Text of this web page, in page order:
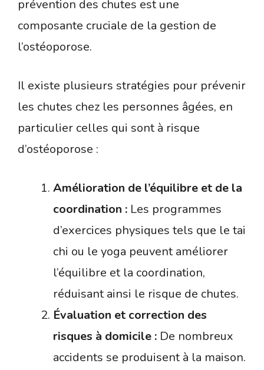
prévention des chutes est une
composante cruciale de la gestion de
l’ostéoporose.
Il existe plusieurs stratégies pour prévenir
les chutes chez les personnes âgées, en
particulier celles qui sont à risque
d’ostéoporose :
Amélioration de l’équilibre et de la
coordination : Les programmes
d’exercices physiques tels que le tai
chi ou le yoga peuvent améliorer
l’équilibre et la coordination,
réduisant ainsi le risque de chutes.
Évaluation et correction des
risques à domicile : De nombreux
accidents se produisent à la maison.